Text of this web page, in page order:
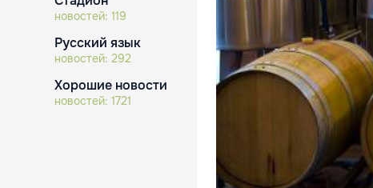
новостей: 119
Русский язык
новостей: 292
Хорошие новости
новостей: 1721